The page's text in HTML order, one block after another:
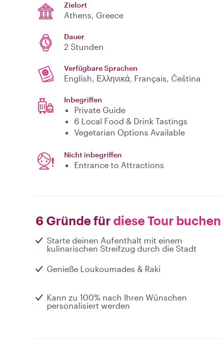
Zielort
Athens, Greece
Dauer
2 Stunden
Verfügbare Sprachen
English, Ελληνικά, Français, Čeština
Inbegriffen
Private Guide
6 Local Food & Drink Tastings
Vegetarian Options Available
Nicht inbegriffen
Entrance to Attractions
6 Gründe für diese Tour buchen
Starte deinen Aufenthalt mit einem
kulinarischen Streifzug durch die Stadt
Genieße Loukoumades & Raki
Kann zu 100% nach Ihren Wünschen
personalisiert werden